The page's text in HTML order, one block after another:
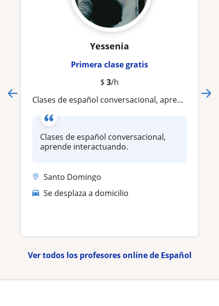
Yessenia
Primera clase gratis
$ 3/h
Clases de español conversacional, aprende interactuando
Clases de español conversacional,
aprende interactuando.
Santo Domingo
Se desplaza a domicilio
Ver todos los profesores online de Español